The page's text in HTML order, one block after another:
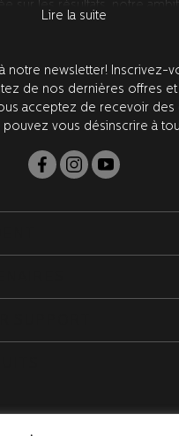
sur les résultats, notre
Tous les développements
avec nos partenaires de
Unis. Tous les produits
par les dentistes.
Lire la suite
notre newsletter! Inscrivez-
de nos dernières offres et
acceptez de recevoir des
pouvez vous désinscrire à